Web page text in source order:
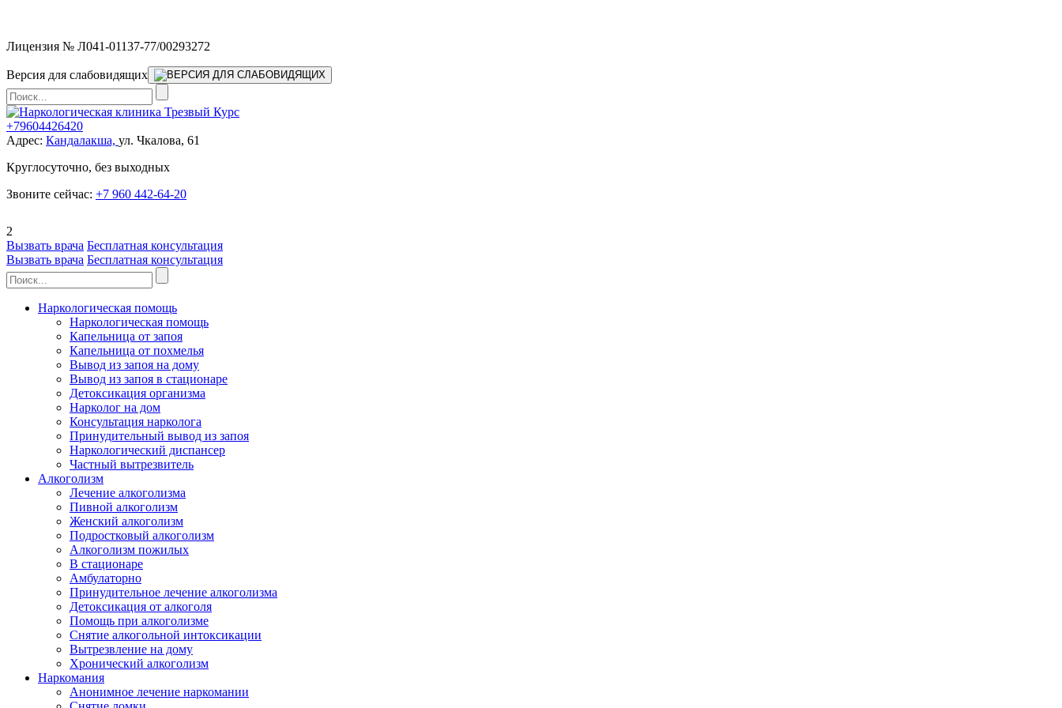
Лицензия № Л041-01137-77/00293272
Версия для слабовидящих
+79604426420
Адрес: Кандалакша, ул. Чкалова, 61
Круглосуточно, без выходных
Звоните сейчас: +7 960 442-64-20
2
Вызвать врача Бесплатная консультация
Вызвать врача Бесплатная консультация
Наркологическая помощь
Наркологическая помощь
Капельница от запоя
Капельница от похмелья
Вывод из запоя на дому
Вывод из запоя в стационаре
Детоксикация организма
Нарколог на дом
Консультация нарколога
Принудительный вывод из запоя
Наркологический диспансер
Частный вытрезвитель
Алкоголизм
Лечение алкоголизма
Пивной алкоголизм
Женский алкоголизм
Подростковый алкоголизм
Алкоголизм пожилых
В стационаре
Амбулаторно
Принудительное лечение алкоголизма
Детоксикация от алкоголя
Помощь при алкоголизме
Снятие алкогольной интоксикации
Вытрезвление на дому
Хронический алкоголизм
Наркомания
Анонимное лечение наркомании